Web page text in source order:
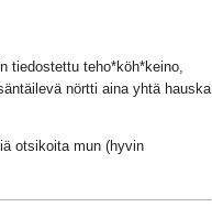
tiedostettu teho*köh*keino,
nörtti aina yhtä hauska
otsikoita mun (hyvin